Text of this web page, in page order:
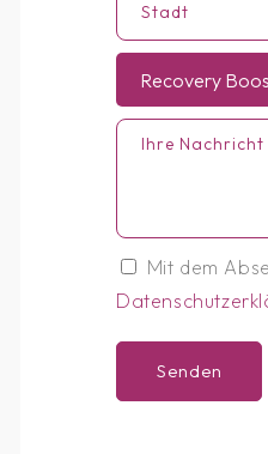
Stadt
Recovery
Ihre Nachricht
Mit dem
Senden